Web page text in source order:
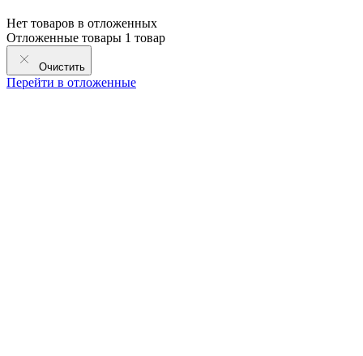
Нет товаров в отложенных
Отложенные товары 1 товар
Очистить
Перейти в отложенные